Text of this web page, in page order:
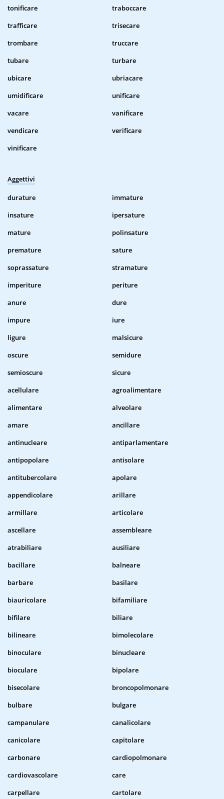
tonificare
traboccare
trafficare
trisecare
trombare
truccare
tubare
turbare
ubicare
ubriacare
umidificare
unificare
vacare
vanificare
vendicare
verificare
vinificare
Aggettivi
durature
immature
insature
ipersature
mature
polinsature
premature
sature
soprassature
stramature
imperiture
periture
anure
dure
impure
iure
ligure
malsicure
oscure
semidure
semioscure
sicure
acellulare
agroalimentare
alimentare
alveolare
amare
ancillare
antinucleare
antiparlamentare
antipopolare
antisolare
antitubercolare
apolare
appendicolare
arillare
armillare
articolare
ascellare
assembleare
atrabiliare
ausiliare
bacillare
balneare
barbare
basilare
biauricolare
bifamiliare
bifilare
biliare
bilineare
bimolecolare
binoculare
binucleare
bioculare
bipolare
bisecolare
broncopolmonare
bulbare
bulgare
campanulare
canalicolare
canicolare
capitolare
carbonare
cardiopolmonare
cardiovascolare
care
carpellare
cartolare